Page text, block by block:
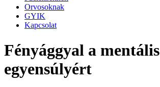
Orvosoknak
GYIK
Kapcsolat
Fényággyal a mentális
egyensúlyért